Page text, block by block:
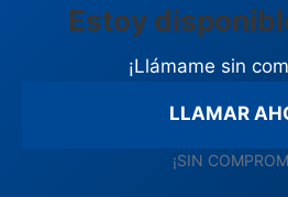
Estoy
¡Llámame sin
LLAMAR
¡SIN